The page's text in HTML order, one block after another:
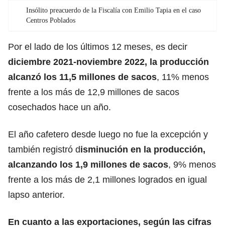
Insólito preacuerdo de la Fiscalía con Emilio Tapia en el caso
Centros Poblados
Por el lado de los últimos 12 meses, es decir
diciembre 2021-noviembre 2022, la producción
alcanzó los 11,5 millones de sacos, 11% menos
frente a los más de 12,9 millones de sacos
cosechados hace un año.
El año cafetero desde luego no fue la excepción y
también registró disminución en la producción,
alcanzando los 1,9 millones de sacos, 9% menos
frente a los más de 2,1 millones logrados en igual
lapso anterior.
En cuanto a las exportaciones, según las cifras